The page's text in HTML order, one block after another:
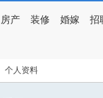
房产 装修 婚嫁 招
个人资料